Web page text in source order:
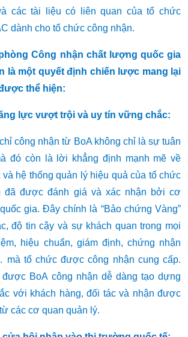
các tài liệu có liên quan của tổ chức
dành cho tổ chức công nhận.
Công nhận chất lượng quốc gia
là một quyết định chiến lược mang lại
thể hiện:
lực vượt trội và uy tín vững chắc:
công nhận từ BoA không chỉ là sự tuân
đó còn là lời khẳng định mạnh mẽ về
hệ thống quản lý hiệu quả của tổ chức
đã được đánh giá và xác nhận bởi cơ
gia. Đây chính là “Bảo chứng Vàng”
độ tin cậy và sự khách quan trong mọi
hiệu chuẩn, giám định, chứng nhận
mà tổ chức được công nhận cung cấp.
BoA công nhận dễ dàng tạo dựng
với khách hàng, đối tác và nhận được
các cơ quan quản lý.